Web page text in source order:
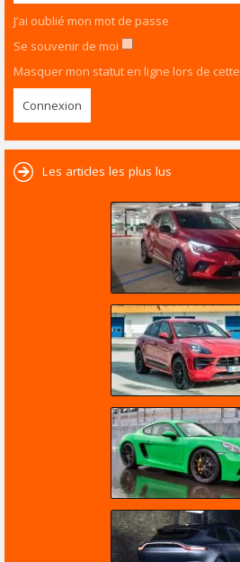
J’ai oublié mon mot de passe
Se souvenir de moi
Masquer mon statut en ligne lors de
Les articles les plus lus